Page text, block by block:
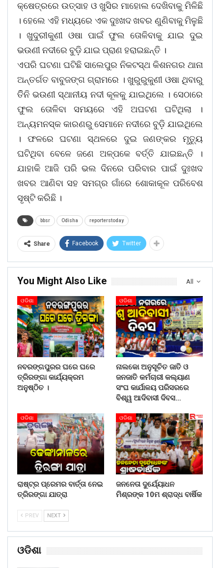
କ୍ଷେତ୍ରରେ ଉତ୍ସାହ ଓ ଖୁସିର ମାହୋଲ ଦେଖିବାକୁ ମିଳିଛି
। ହେଲେ ଏହି ମଧ୍ୟରେ ଏକ ଦୁଃଖଦ ଖବର ଣୁଣିବାକୁ ମିଳୁଛି
। ଖୁଦୁରୀକୁଣୀ ଓଷା ପାଇଁ ଫୁଲ ତୋଳିବାକୁ ଯାଇ ଦୁଇ
ଭଉଣୀ ନଦୀରେ ବୁଡ଼ି ଯାଇ ପ୍ରାଣ ହରାଇଛନ୍ତି ।
ଏପରି ଘଟଣା ଘଟିଛି ସାଲେପୁର ନିକଟସ୍ଥ କିଶନଗର ଥାନା
ଅନ୍ତର୍ଗତ ବାବୁଜଙ୍ଗ ଗ୍ରାମରେ । ଖୁରୁରୁକୁଣୀ ଓଷା ଥିବାରୁ
ତିିନି ଭଉଣୀ ସ୍ଥାନୀୟ ନଦୀ କୂଳକୁ ଯାଇଥିଲେ । ସେଠାରେ
ଫୁଲ ତୋଳିବା ସମୟରେ ଏହି ଅଘଟଣ ଘଟିଥିଲା ।
ଅନ୍ୟମନସ୍କ କାରଣରୁ ସେମାନେ ନଦୀରେ ବୁଡ଼ି ଯାଇଥିଲେ
। ଫଳରେ ଘଟଣା ସ୍ଥଳରେ ଦୁଇ ଜଣଙ୍କର ମୃତ୍ୟୁ
ଘଟିଥିବା ବେଳେ ଜଣେ ଅଳ୍ପକେ ବର୍ତ୍ତି ଯାଇଛନ୍ତି ।
ଯାହାକି ଆଜି ପରି ଭଲ ଦିନରେ ପରିବାର ପାଇଁ ଦୁଃଖଦ
ଖବର ଆଣିବା ସହ ସମଗ୍ର ଗାଁରେ ଶୋକାକୂଳ ପରିବେଶ
ସୃଷ୍ଟି କରିଛି ।
bbsr Odisha reporterstoday
Share Facebook Twitter
All
You Might Also Like
ଓଡିଶା
ନବରଙ୍ଗପୁରର ଘରେ ଘରେ
ତ୍ରିରଙ୍ଗା କାର୍ଯ୍ୟକ୍ରମ
ଅନୁଷ୍ଠିତ ।
ଓଡିଶା
ନାଲକୋ ଅନୁସୂଚିତ ଜାତି ଓ
ଜନଜାତି କର୍ମଚାରୀ କଲ୍ୟାଣ
ସଂଘ କାର୍ଯାଳୟ ପରିସରରେ
ବିଶ୍ୱ ଆଦିବାସୀ ଦିବସ…
ଓଡିଶା
ରାଷ୍ଟ୍ର ପ୍ରେମର ବାର୍ତ୍ତା ନେଇ
ତ୍ରିରଙ୍ଗା ଯାତ୍ରା
ଓଡିଶା
ଜନନେତା ଦୁର୍ଯ୍ୟୋଧନ
ମିଶ୍ରଙ୍କ 10ମ ଶ୍ରାଦ୍ଧ ବାର୍ଷିକ
PREV NEXT
ଓଡିଶା